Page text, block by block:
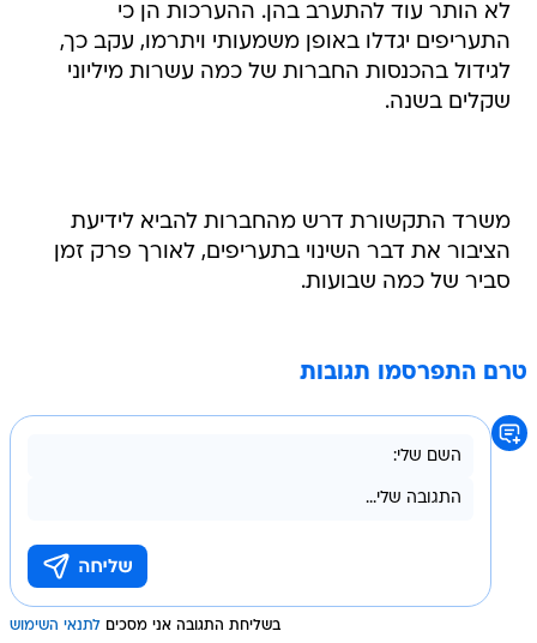
לא הותר עוד להתערב בהן. ההערכות הן כי
התעריפים יגדלו באופן משמעותי ויתרמו, עקב כך,
לגידול בהכנסות החברות של כמה עשרות מיליוני
שקלים בשנה.
משרד התקשורת דרש מהחברות להביא לידיעת
הציבור את דבר השינוי בתעריפים, לאורך פרק זמן
סביר של כמה שבועות.
טרם התפרסמו תגובות
בשליחת התגובה אני מסכים לתנאי השימוש